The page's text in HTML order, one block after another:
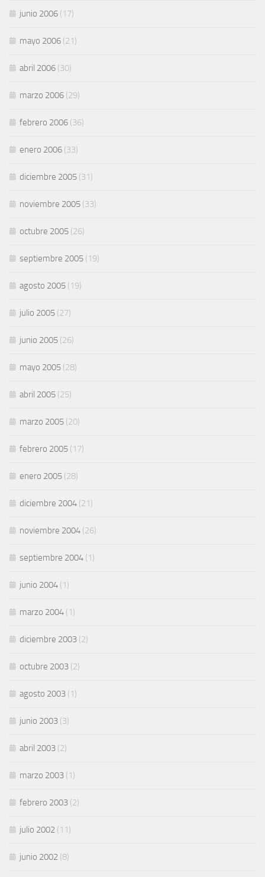
junio 2006 (17)
mayo 2006 (21)
abril 2006 (30)
marzo 2006 (29)
febrero 2006 (36)
enero 2006 (33)
diciembre 2005 (31)
noviembre 2005 (33)
octubre 2005 (26)
septiembre 2005 (19)
agosto 2005 (19)
julio 2005 (27)
junio 2005 (26)
mayo 2005 (28)
abril 2005 (25)
marzo 2005 (20)
febrero 2005 (17)
enero 2005 (28)
diciembre 2004 (21)
noviembre 2004 (26)
septiembre 2004 (1)
junio 2004 (1)
marzo 2004 (1)
diciembre 2003 (2)
octubre 2003 (2)
agosto 2003 (1)
junio 2003 (3)
abril 2003 (2)
marzo 2003 (1)
febrero 2003 (2)
julio 2002 (11)
junio 2002 (8)